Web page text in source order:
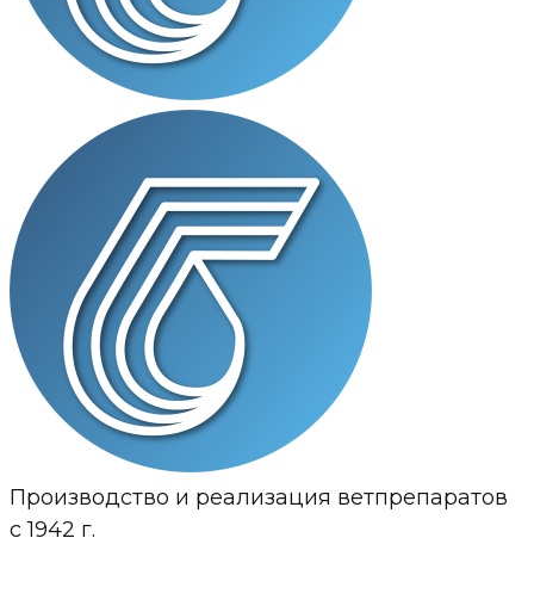
Производство и реализация ветпрепаратов
с 1942 г.